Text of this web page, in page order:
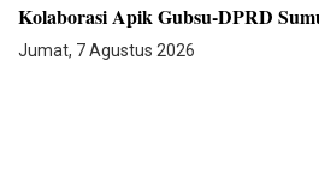
Kolaborasi Apik Gubsu-DPRD
Jumat, 7 Agustus 2026